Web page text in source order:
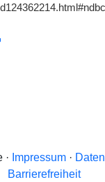
· Impressum·
Barrierefreiheit